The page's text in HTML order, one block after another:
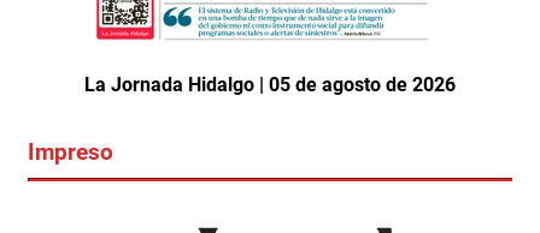
La Jornada Hidalgo | 05 de agosto de 2026
Impreso